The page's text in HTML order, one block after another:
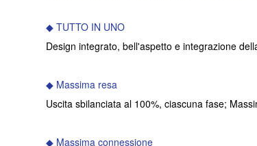
◆ TUTTO IN UNO
Design integrato, bell'aspetto e integrazione
◆ Massima resa
Uscita sbilanciata al 100%, ciascuna fase;
◆ Massima connessione